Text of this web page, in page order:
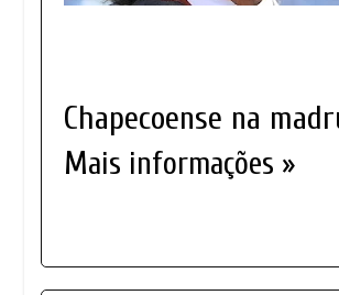
Chapecoense na
Mais informações »